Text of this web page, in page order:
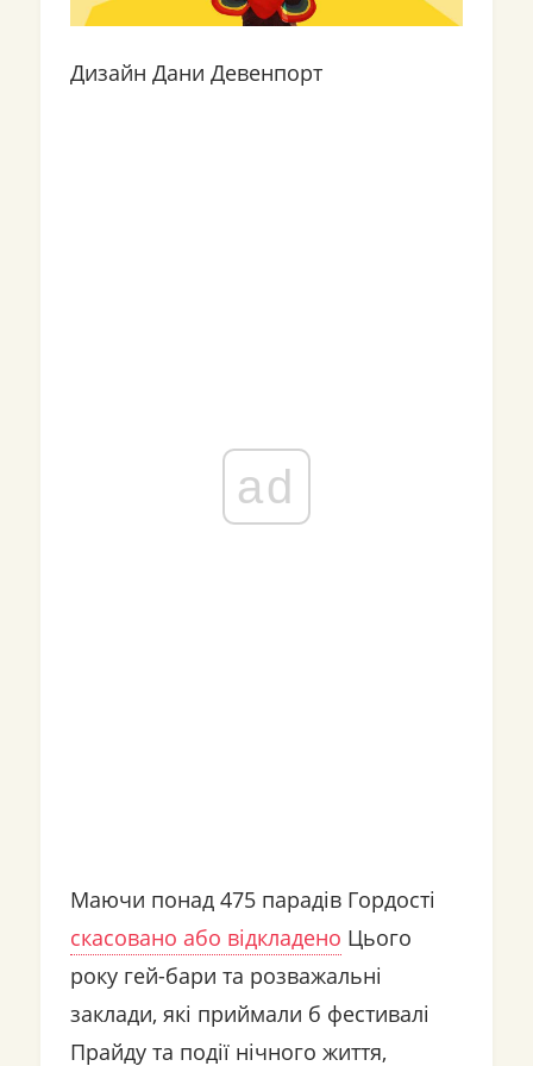
Дизайн Дани Девенпорт
ad
Маючи понад 475 парадів Гордості
скасовано або відкладено Цього
року гей-бари та розважальні
заклади, які приймали б фестивалі
Прайду та події нічного життя,